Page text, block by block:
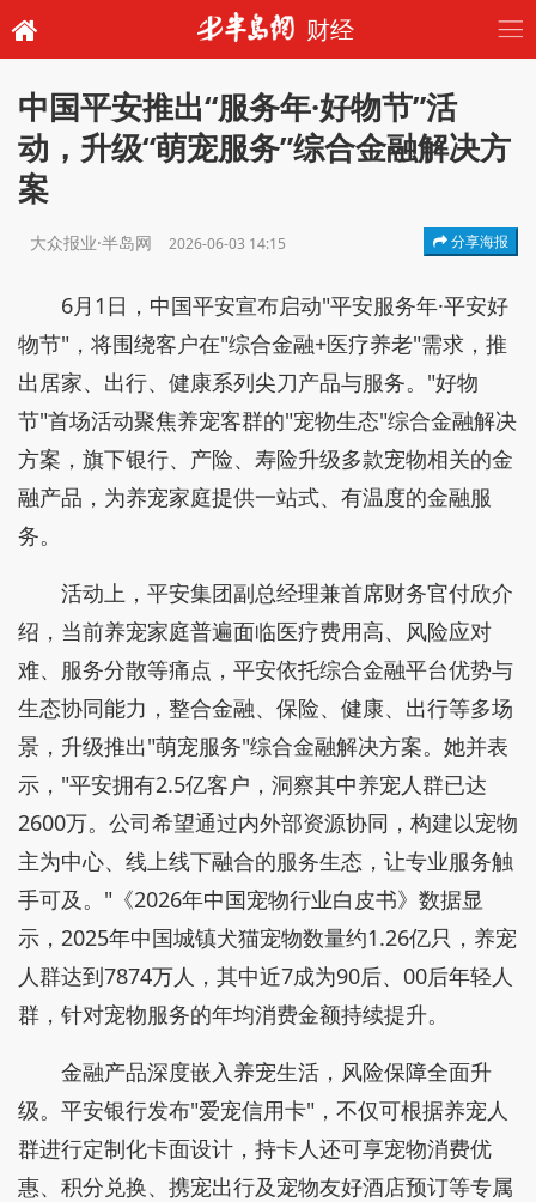
财经
中国平安推出“服务年·好物节”活
动，升级“萌宠服务”综合金融解决方
案
大众报业·半岛网 2026-06-03 14:15 分享海报
6月1日，中国平安宣布启动"平安服务年·平安好
物节"，将围绕客户在"综合金融+医疗养老"需求，推
出居家、出行、健康系列尖刀产品与服务。"好物
节"首场活动聚焦养宠客群的"宠物生态"综合金融解决
方案，旗下银行、产险、寿险升级多款宠物相关的金
融产品，为养宠家庭提供一站式、有温度的金融服
务。
活动上，平安集团副总经理兼首席财务官付欣介
绍，当前养宠家庭普遍面临医疗费用高、风险应对
难、服务分散等痛点，平安依托综合金融平台优势与
生态协同能力，整合金融、保险、健康、出行等多场
景，升级推出"萌宠服务"综合金融解决方案。她并表
示，"平安拥有2.5亿客户，洞察其中养宠人群已达
2600万。公司希望通过内外部资源协同，构建以宠物
主为中心、线上线下融合的服务生态，让专业服务触
手可及。"《2026年中国宠物行业白皮书》数据显
示，2025年中国城镇犬猫宠物数量约1.26亿只，养宠
人群达到7874万人，其中近7成为90后、00后年轻人
群，针对宠物服务的年均消费金额持续提升。
金融产品深度嵌入养宠生活，风险保障全面升
级。平安银行发布"爱宠信用卡"，不仅可根据养宠人
群进行定制化卡面设计，持卡人还可享宠物消费优
惠、积分兑换、携宠出行及宠物友好酒店预订等专属